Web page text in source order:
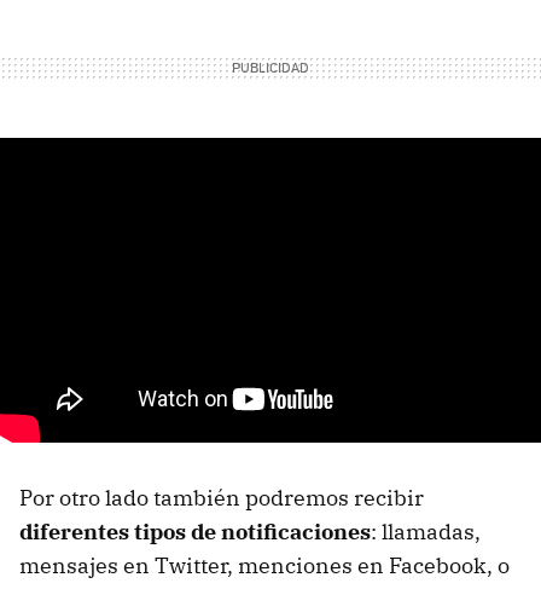
Por otro lado también podremos recibir
diferentes tipos de notificaciones: llamadas,
mensajes en Twitter, menciones en Facebook, o